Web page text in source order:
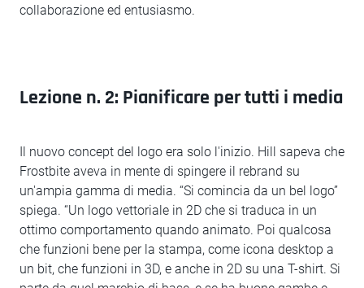
collaborazione ed entusiasmo.
Lezione n. 2: Pianificare per tutti i media
Il nuovo concept del logo era solo l'inizio. Hill sapeva che
Frostbite aveva in mente di spingere il rebrand su
un'ampia gamma di media. “Si comincia da un bel logo”
spiega. “Un logo vettoriale in 2D che si traduca in un
ottimo comportamento quando animato. Poi qualcosa
che funzioni bene per la stampa, come icona desktop a
un bit, che funzioni in 3D, e anche in 2D su una T-shirt. Si